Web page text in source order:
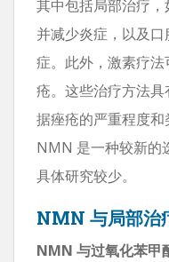
其中包括局部治疗
并减少炎症，以及
症。此外，激素疗
疮。这些治疗方法
据痤疮的严重程度和
NMN 是一种较新的
具体研究较少。
NMN 与局部治
NMN 与过氧化苯甲